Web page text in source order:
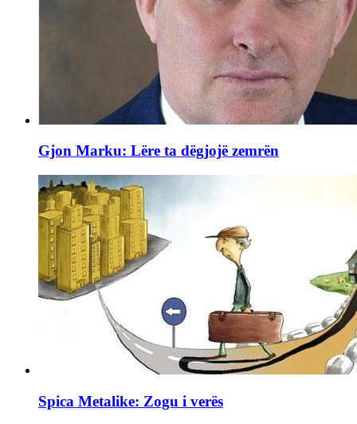
Gjon Marku: Lëre ta dëgjojë zemrën
Spica Metalike: Zogu i verës